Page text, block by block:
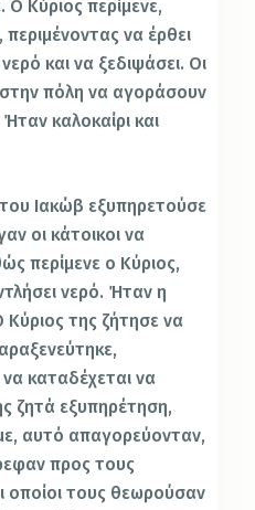
Ο Κύριος περίμενε,
να έρθει
και να ξεδιψάσει. Οι
στην πόλη να αγοράσουν
καλοκαίρι και
Ιακώβ εξυπηρετούσε
οι κάτοικοι να
περίμενε ο Κύριος,
νερό. Ήταν η
της ζήτησε να
καταδέχεται να
ζητά εξυπηρέτηση,
αυτό απαγορεύονταν,
προς τους
οποίοι τους θεωρούσαν